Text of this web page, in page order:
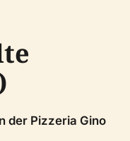
der Pizzeria Gino